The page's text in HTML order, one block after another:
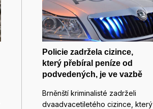
Policie zadržela cizince,
který přebíral peníze od
podvedených, je ve vazbě
Brněnští kriminalisté zadrželi
dvaadvacetiletého cizince, který